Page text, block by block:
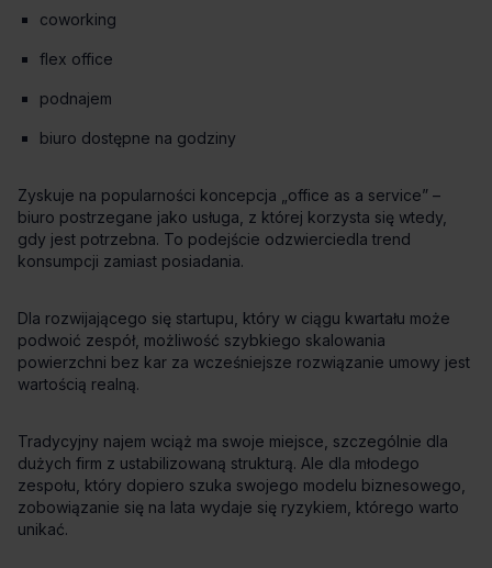
coworking
flex office
podnajem
biuro dostępne na godziny